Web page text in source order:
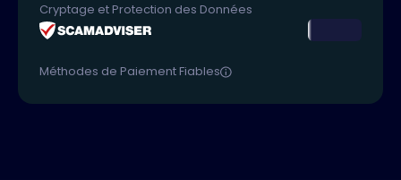
Cryptage et Protection des Données
Méthodes de Paiement Fiables